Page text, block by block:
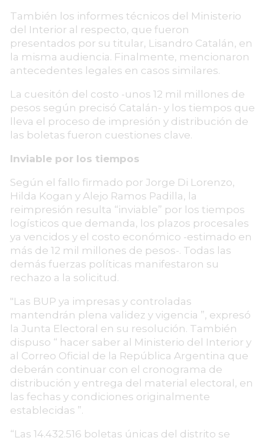
También los informes técnicos del Ministerio
del Interior al respecto, que fueron
presentados por su titular, Lisandro Catalán, en
la misma audiencia. Finalmente, mencionaron
antecedentes legales en casos similares.
La cuesitón del costo -unos 12 mil millones de
pesos según precisó Catalán- y los tiempos que
lleva el proceso de impresión y distribución de
las boletas fueron cuestiones clave.
Inviable por los tiempos
Según el fallo firmado por Jorge Di Lorenzo,
Hilda Kogan y Alejo Ramos Padilla, la
reimpresión resulta “inviable” por los tiempos
logísticos que demanda, los plazos procesales
ya vencidos y el costo económico -estimado en
más de 12 mil millones de pesos-. Todas las
demás fuerzas políticas manifestaron su
rechazo a la solicitud.
"Las BUP ya impresas y controladas
mantendrán plena validez y vigencia ”, expresó
la Junta Electoral en su resolución. También
dispuso “ hacer saber al Ministerio del Interior y
al Correo Oficial de la República Argentina que
deberán continuar con el cronograma de
distribución y entrega del material electoral, en
las fechas y condiciones originalmente
establecidas ”.
“Las 14.432.516 boletas únicas del distrito se